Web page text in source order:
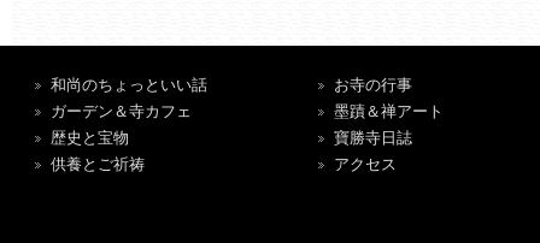
和尚のちょっといい話
ガーデン＆寺カフェ
歴史と宝物
供養とご祈祷
お寺の行事
墨蹟＆禅アート
寶勝寺日誌
アクセス